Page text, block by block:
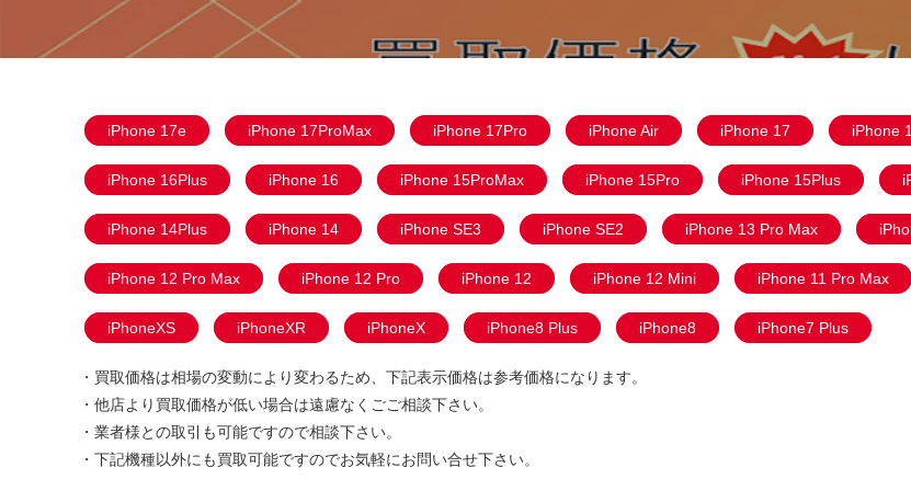
iPhone 17e iPhone 17ProMax iPhone 17Pro iPhone Air iPhone 17 iPhone
iPhone 16Plus iPhone 16 iPhone 15ProMax iPhone 15Pro iPhone 15Plus
iPhone 14Plus iPhone 14 iPhone SE3 iPhone SE2 iPhone 13 Pro Max
iPhone 12 Pro Max iPhone 12 Pro iPhone 12 iPhone 12 Mini iPhone 11 Pro Max
iPhoneXS iPhoneXR iPhoneX iPhone8 Plus iPhone8 iPhone7 Plus
・買取価格は相場の変動により変わるため、下記表示価格は参考価格になります。
・他店より買取価格が低い場合は遠慮なくごご相談下さい。
・業者様との取引も可能ですので相談下さい。
・下記機種以外にも買取可能ですのでお気軽にお問い合せ下さい。